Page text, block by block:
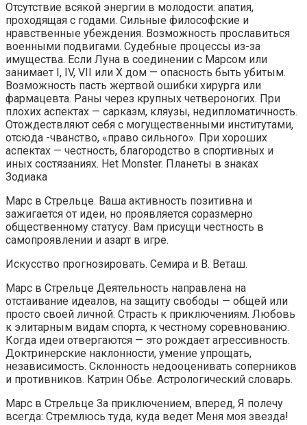
Отсутствие всякой энергии в молодости: апатия,
проходящая с годами. Сильные философские и
нравственные убеждения. Возможность прославиться
военными подвигами. Судебные процессы из-за
имущества. Если Луна в соединении с Марсом или
занимает I, IV, VII или Х дом — опасность быть убитым.
Возможность пасть жертвой ошибки хирурга или
фармацевта. Раны через крупных четвероногих. При
плохих аспектах — сарказм, кляузы, недипломатичность.
Отождествляют себя с могущественными институтами,
отсюда -чванство, «право сильного». При хороших
аспектах — честность, благородство в спортивных и
иных состязаниях. Het Monster. Планеты в знаках
Зодиака
Марс в Стрельце. Ваша активность позитивна и
зажигается от идеи, но проявляется соразмерно
общественному статусу. Вам присущи честность в
самопроявлении и азарт в игре.
Искусство прогнозировать. Семира и В. Веташ.
Марс в Стрельце Деятельность направлена на
отстаивание идеалов, на защиту свободы — общей или
просто своей личной. Страсть к приключениям. Любовь
к элитарным видам спорта, к честному соревнованию.
Когда идеи отвергаются — это рождает агрессивность.
Доктринерские наклонности, умение упрощать,
независимость. Склонность недооценивать соперников
и противников. Катрин Обье. Астрологический словарь.
Марс в Стрельце За приключением, вперед, Я полечу
всегда: Стремлюсь туда, куда ведет Меня моя звезда!